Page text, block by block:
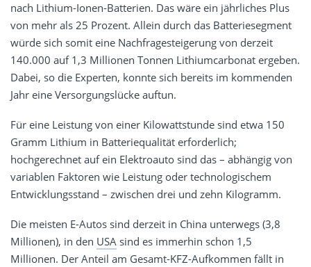
nach Lithium-Ionen-Batterien. Das wäre ein jährliches Plus
von mehr als 25 Prozent. Allein durch das Batteriesegment
würde sich somit eine Nachfragesteigerung von derzeit
140.000 auf 1,3 Millionen Tonnen Lithiumcarbonat ergeben.
Dabei, so die Experten, konnte sich bereits im kommenden
Jahr eine Versorgungslücke auftun.
Für eine Leistung von einer Kilowattstunde sind etwa 150
Gramm Lithium in Batteriequalität erforderlich;
hochgerechnet auf ein Elektroauto sind das – abhängig von
variablen Faktoren wie Leistung oder technologischem
Entwicklungsstand – zwischen drei und zehn Kilogramm.
Die meisten E-Autos sind derzeit in China unterwegs (3,8
Millionen), in den USA sind es immerhin schon 1,5
Millionen. Der Anteil am Gesamt-KFZ-Aufkommen fällt in